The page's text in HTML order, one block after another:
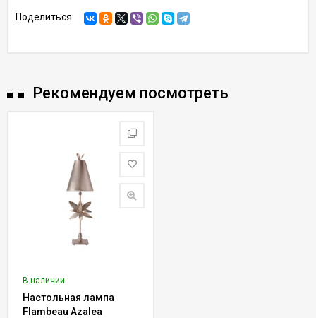
Поделиться:
Рекомендуем посмотреть
В наличии
Настольная лампа
Flambeau Azalea